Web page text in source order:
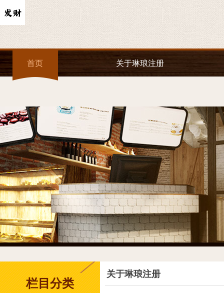
首页 关于琳琅注册
栏目分类
关于琳琅注册